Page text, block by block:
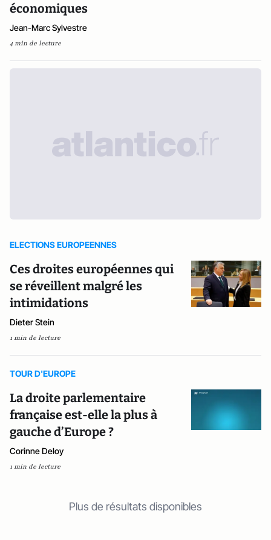
économiques
Jean-Marc Sylvestre
4 min de lecture
ELECTIONS EUROPEENNES
Ces droites européennes qui
se réveillent malgré les
intimidations
Dieter Stein
1 min de lecture
TOUR D'EUROPE
La droite parlementaire
française est-elle la plus à
gauche d’Europe ?
Corinne Deloy
1 min de lecture
Plus de résultats disponibles